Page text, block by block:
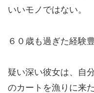
いいモノではない。
６０歳も過ぎた経験
疑い深い彼女は、自
のカートを漁りに来